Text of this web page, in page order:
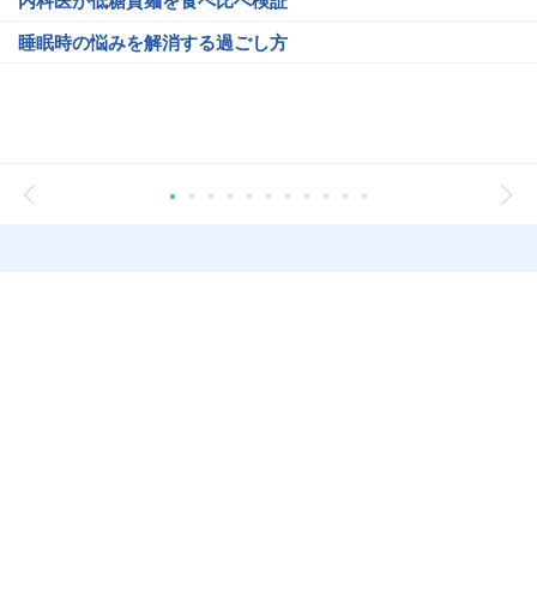
睡眠時の悩みを解消する過ごし方